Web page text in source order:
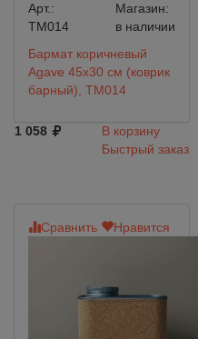
Арт.:
TM014
Магазин:
в наличии
Бармат коричневый
Agave 45х30 см (коврик
барный), TM014
1 058
В корзину
Быстрый заказ
Сравнить Нравится